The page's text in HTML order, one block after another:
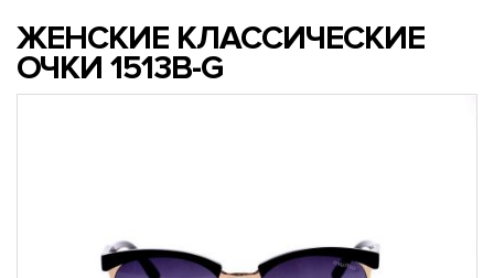
ЖЕНСКИЕ КЛАССИЧЕСКИЕ
ОЧКИ 1513B-G